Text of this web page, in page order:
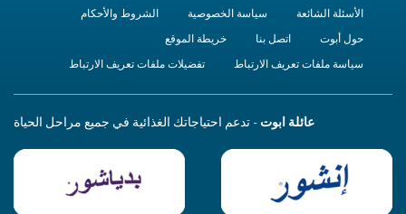
الأسئلة الشائعة سياسة الخصوصية
الشروط والأحكام
حول أبوت
اتصل بنا
خريطة الموقع
سياسة ملفات تعريف الارتباط
تفضيلات ملفات تعريف الارتباط
عائلة ابوت - تدعم احتياجاتك الغذائية في جميع مراحل الحياة